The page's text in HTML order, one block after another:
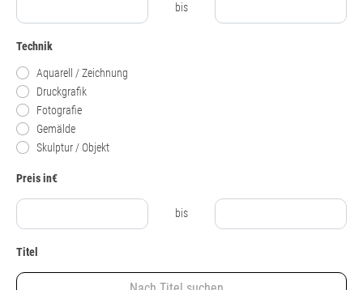
bis
Technik
Aquarell / Zeichnung
Druckgrafik
Fotografie
Gemälde
Skulptur / Objekt
Preis in€
bis
Titel